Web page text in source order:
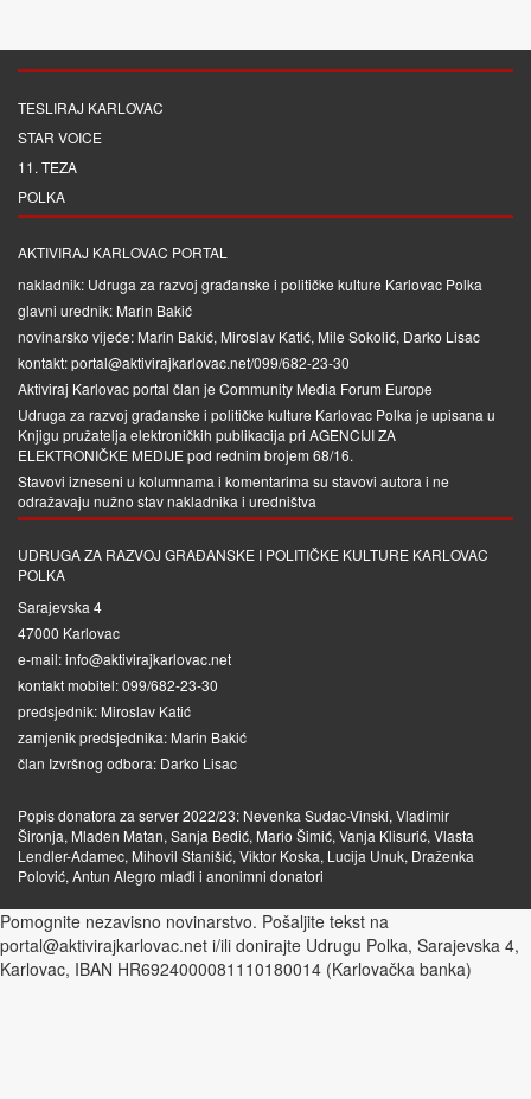
TESLIRAJ KARLOVAC
STAR VOICE
11. TEZA
POLKA
AKTIVIRAJ KARLOVAC PORTAL
nakladnik: Udruga za razvoj građanske i političke kulture Karlovac Polka
glavni urednik: Marin Bakić
novinarsko vijeće: Marin Bakić, Miroslav Katić, Mile Sokolić, Darko Lisac
kontakt: portal@aktivirajkarlovac.net/099/682-23-30
Aktiviraj Karlovac portal član je Community Media Forum Europe
Udruga za razvoj građanske i političke kulture Karlovac Polka je upisana u
Knjigu pružatelja elektroničkih publikacija pri AGENCIJI ZA
ELEKTRONIČKE MEDIJEpod rednim brojem 68/16.
Stavovi izneseni u kolumnama i komentarima su stavovi autora i ne
odražavaju nužno stav nakladnika i uredništva
UDRUGA ZA RAZVOJ GRAĐANSKE I POLITIČKE KULTURE KARLOVAC
POLKA
Sarajevska 4
47000 Karlovac
e-mail: info@aktivirajkarlovac.net
kontakt mobitel: 099/682-23-30
predsjednik: Miroslav Katić
zamjenik predsjednika: Marin Bakić
član Izvršnog odbora: Darko Lisac
Popis donatora za server 2022/23: Nevenka Sudac-Vinski, Vladimir
Šironja, Mladen Matan, Sanja Bedić, Mario Šimić, Vanja Klisurić, Vlasta
Lendler-Adamec, Mihovil Stanišić, Viktor Koska, Lucija Unuk, Draženka
Polović, Antun Alegro mlađi i anonimni donatori
Pomognite nezavisno novinarstvo. Pošaljite tekst na
portal@aktivirajkarlovac.net i/ili donirajte Udrugu Polka, Sarajevska 4,
Karlovac, IBAN HR6924000081110180014 (Karlovačka banka)